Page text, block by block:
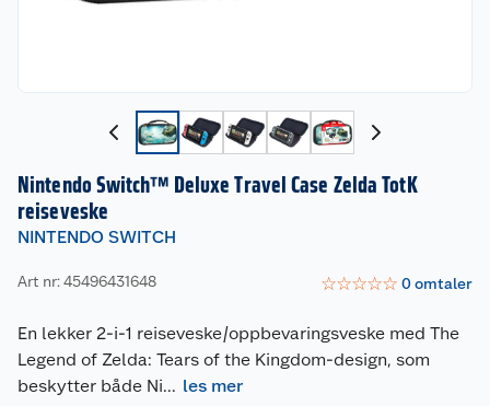
Nintendo Switch™ Deluxe Travel Case Zelda TotK
reiseveske
NINTENDO SWITCH
Art nr: 45496431648 ☆☆☆☆☆ 0omtaler
En lekker 2-i-1 reiseveske/oppbevaringsveske med The
Legend of Zelda: Tears of the Kingdom-design, som
beskytter både Ni... les mer